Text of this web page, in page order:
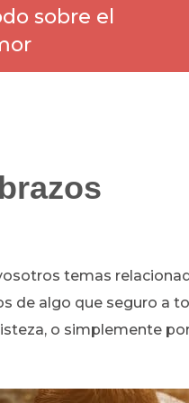
sobre el
temas
de algo que seguro a
o simplemente